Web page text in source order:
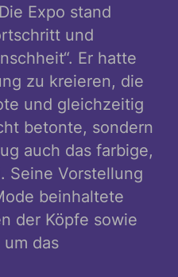
Expo stand
und
Er hatte
zu kreieren, die
und gleichzeitig
betonte, sondern
auch das farbige,
Seine Vorstellung
beinhaltete
der Köpfe sowie
um das